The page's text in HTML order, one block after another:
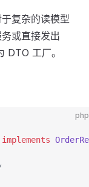
复杂的读模型
或直接发出
工厂。
php
implements